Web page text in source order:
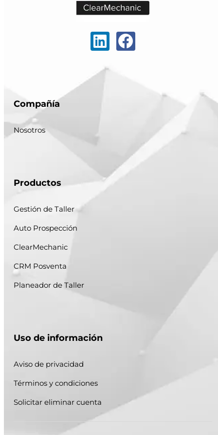
Compañía
Nosotros
Productos
Gestión de Taller
Auto Prospección
ClearMechanic
CRM Posventa
Planeador de Taller
Uso de información
Aviso de privacidad
Términos y condiciones
Solicitar eliminar cuenta